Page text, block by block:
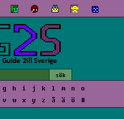
g h i j k l m n
o
v w x y z å ä ö #